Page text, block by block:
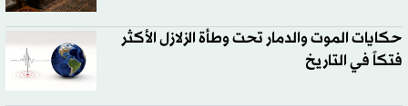
حكايات الموت والدمار تحت وطأة الزلازل الأكثر
فتكاً في التاريخ